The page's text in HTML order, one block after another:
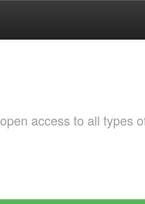
access to all types